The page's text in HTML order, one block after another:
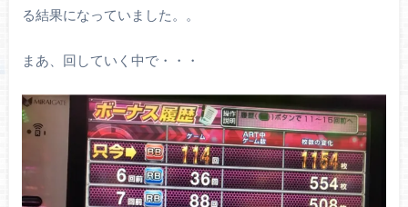
る結果になっていました。。
まあ、回していく中で・・・